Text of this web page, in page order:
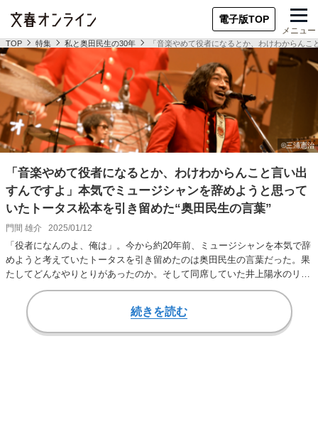
電子版TOP
メニュー
TOP 特集 私と奥田民生の30年 「音楽やめて役者になるとか、わけわからん
「音楽やめて役者になるとか、わけわからんこと言い出
すんですよ」本気でミュージシャンを辞めようと思って
いたトータス松本を引き留めた“奥田民生の言葉”
門間 雄介 2025/01/12
「役者になんのよ、俺は」。今から約20年前、ミュージシャンを本気で辞
めようと考えていたトータスを引き留めたのは奥田民生の言葉だった。果
たしてどんなやりとりがあったのか。そして同席していた井上陽水のリア
クションは……。…
続きを読む